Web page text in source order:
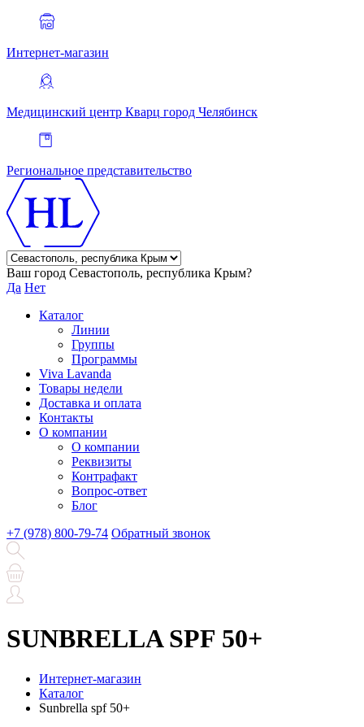
Интернет-магазин
Медицинский центр Кварц город Челябинск
Региональное представительство
Ваш город Севастополь, республика Крым?
Да Нет
Каталог
Линии
Группы
Программы
Viva Lavanda
Товары недели
Доставка и оплата
Контакты
О компании
О компании
Реквизиты
Контрафакт
Вопрос-ответ
Блог
+7 (978) 800-79-74 Обратный звонок
SUNBRELLA SPF 50+
Интернет-магазин
Каталог
Sunbrella spf 50+